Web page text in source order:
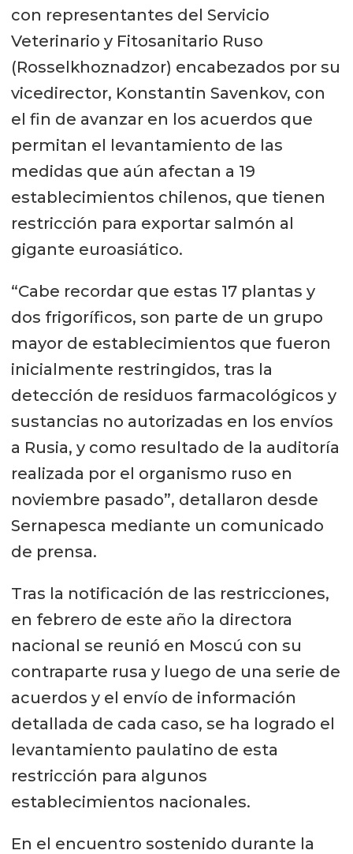
con representantes del Servicio
Veterinario y Fitosanitario Ruso
(Rosselkhoznadzor) encabezados por su
vicedirector, Konstantin Savenkov, con
el fin de avanzar en los acuerdos que
permitan el levantamiento de las
medidas que aún afectan a 19
establecimientos chilenos, que tienen
restricción para exportar salmón al
gigante euroasiático.
“Cabe recordar que estas 17 plantas y
dos frigoríficos, son parte de un grupo
mayor de establecimientos que fueron
inicialmente restringidos, tras la
detección de residuos farmacológicos y
sustancias no autorizadas en los envíos
a Rusia, y como resultado de la auditoría
realizada por el organismo ruso en
noviembre pasado”, detallaron desde
Sernapesca mediante un comunicado
de prensa.
Tras la notificación de las restricciones,
en febrero de este año la directora
nacional se reunió en Moscú con su
contraparte rusa y luego de una serie de
acuerdos y el envío de información
detallada de cada caso, se ha logrado el
levantamiento paulatino de esta
restricción para algunos
establecimientos nacionales.
En el encuentro sostenido durante la